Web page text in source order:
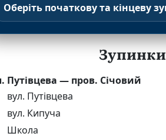
Оберіть початкову та кінцеву
Путівцева — пров. Січовий
вул. Путівцева
вул. Кипуча
Школа